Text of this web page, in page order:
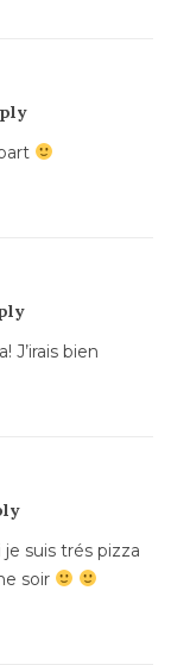
J’irais bien
suis trés pizza
soir